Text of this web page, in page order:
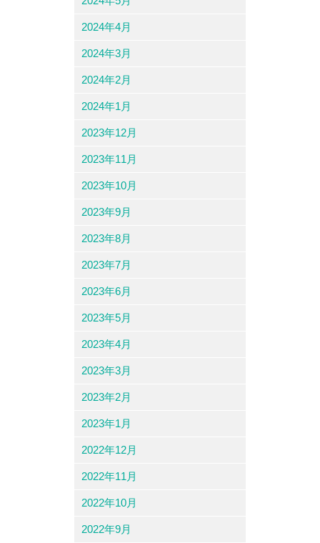
2024年4月
2024年3月
2024年2月
2024年1月
2023年12月
2023年11月
2023年10月
2023年9月
2023年8月
2023年7月
2023年6月
2023年5月
2023年4月
2023年3月
2023年2月
2023年1月
2022年12月
2022年11月
2022年10月
2022年9月